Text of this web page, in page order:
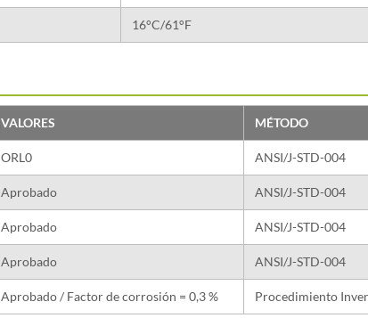
16°C/61°F
VALORES MÉTODO
ORL0 ANSI/J-STD-004
Aprobado ANSI/J-STD-004
Aprobado ANSI/J-STD-004
Aprobado ANSI/J-STD-004
Aprobado / Factor de corrosión = 0,3 % Procedimiento